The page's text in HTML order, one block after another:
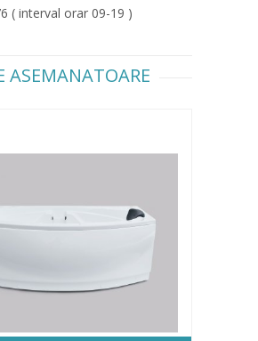
( interval orar 09-19 )
ASEMANATOARE